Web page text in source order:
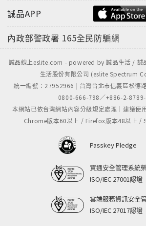
03. Leave Out All The Rest其餘不重
04. Bleed It Out榨乾
05. Shadow Of The Day白晝黑影
06. What I've Done過去的我
07. Hands Held High雙手高舉
08. No More Sorrow苦痛不再
11. In Pieces殘局
誠品APP
內政部警政署 165全民防騙網
誠品線上eslite.com - powered by 誠品生活 / 誠
生活股份有限公司 (eslite Spectrum
統一編號：27952966 | 台灣台北市信義區松德
0800-666-798／+886-2-
本網站已依台灣網站內容分級規定處理｜建議使
Chrome版本60以上 / Firefox版本48以上 /
Passkey Pledge
資通安全管理系統
ISO/IEC 27001認證
雲端服務資訊安全
ISO/IEC 27017認證